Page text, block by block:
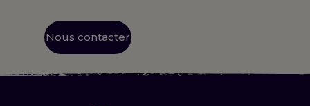
Nous contacter